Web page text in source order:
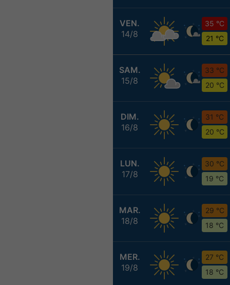
VEN.
14/8
35 °C
21 °C
SAM.
15/8
33 °C
20 °C
DIM.
16/8
31 °C
20 °C
LUN.
17/8
30 °C
19 °C
MAR.
18/8
29 °C
18 °C
MER.
19/8
27 °C
18 °C